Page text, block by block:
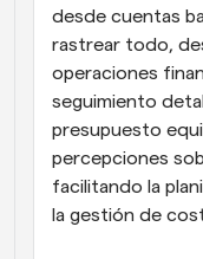
desde cuentas
rastrear todo,
operaciones
seguimiento
presupuesto
percepciones
facilitando la
la gestión de